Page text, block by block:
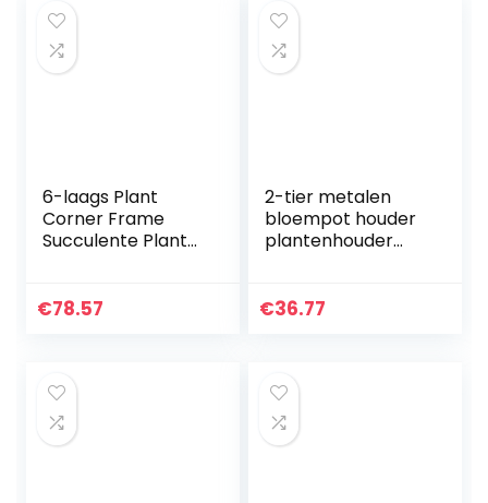
6-laags Plant
Corner Frame
Succulente Plant
kan worden
€78.57
2-tier metalen
bloempot houder
plantenhouder
bloempothouder
€36.77